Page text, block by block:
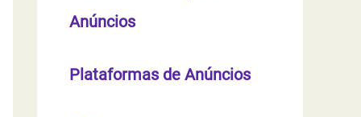
Anúncios
Plataformas de Anúncios